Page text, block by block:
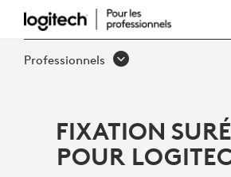
SUPPORT
ÉLÉVATEUR
Professionnels
FIXATION
POUR